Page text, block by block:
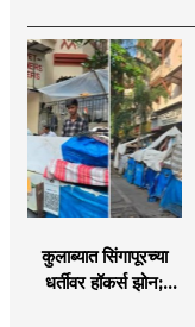
कुलाब्यात सिंगापूरच्या
धर्तीवर हॉकर्स झोन;